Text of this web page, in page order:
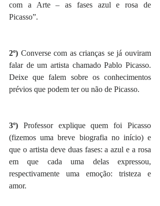
com a Arte – as fases azul e rosa de
Picasso”.
2º) Converse com as crianças se já ouviram
falar de um artista chamado Pablo Picasso.
Deixe que falem sobre os conhecimentos
prévios que podem ter ou não de Picasso.
3º) Professor explique quem foi Picasso
(fizemos uma breve biografia no início) e
que o artista deve duas fases: a azul e a rosa
em que cada uma delas expressou,
respectivamente uma emoção: tristeza e
amor.